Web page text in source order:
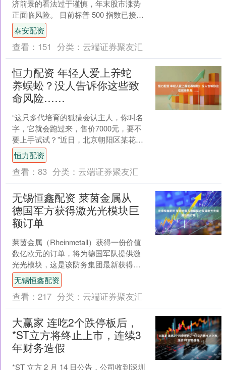
济前景的看法过于谨慎，年末股市涨势
正面临风险。 目前标普 500 指数已接近
历史高点，投资者对 “最佳情景” 抱有信
心：即美联....
泰安配资
查看： 151 分类： 云端证券聚友汇
恒力配资 年轻人爱上养蛇
养蜈蚣？没人告诉你这些致
命风险……
“这只多代培育的狐獴会认主人，你叫名
字，它就会跑过来，售价7000元，要不
要上手试试？”近日，北京朝阳区某花鸟
鱼虫市场内，异宠店店主熟练地抱起一
只棕黄色的狐獴，....
恒力配资
查看： 83 分类： 云端证券聚友汇
无锡恒鑫配资 莱茵金属从
德国军方获得激光光模块巨
额订单
莱茵金属（Rheinmetall）获得一份价值
数亿欧元的订单，将为德国军队提供激
光光模块，这是该防务集团最新获得的
一份大额合同。 该公司表示，预计将在
未来七年内....
无锡恒鑫配资
查看： 217 分类： 云端证券聚友汇
大赢家 连吃2个跌停板后，
*ST立方将终止上市，连续3
年财务造假
*ST 立方 2 月 14 日公告，公司收到深圳